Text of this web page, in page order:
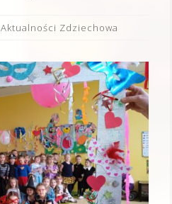
Aktualności Zdziechowa